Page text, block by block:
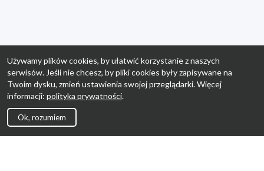
Używamy plików cookies, by ułatwić korzystanie z naszych
serwisów. Jeśli nie chcesz, by pliki cookies były zapisywane na
Twoim dysku, zmień ustawienia swojej przeglądarki. Więcej
informacji: polityka prywatności.
Ok, rozumiem